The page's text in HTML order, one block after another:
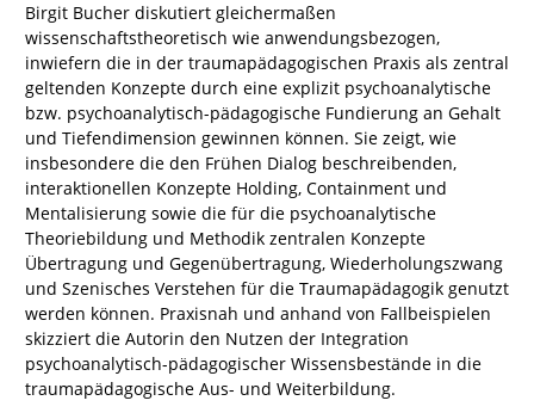
Birgit Bucher diskutiert gleichermaßen
wissenschaftstheoretisch wie anwendungsbezogen,
inwiefern die in der traumapädagogischen Praxis als zentral
geltenden Konzepte durch eine explizit psychoanalytische
bzw. psychoanalytisch-pädagogische Fundierung an Gehalt
und Tiefendimension gewinnen können. Sie zeigt, wie
insbesondere die den Frühen Dialog beschreibenden,
interaktionellen Konzepte Holding, Containment und
Mentalisierung sowie die für die psychoanalytische
Theoriebildung und Methodik zentralen Konzepte
Übertragung und Gegenübertragung, Wiederholungszwang
und Szenisches Verstehen für die Traumapädagogik genutzt
werden können. Praxisnah und anhand von Fallbeispielen
skizziert die Autorin den Nutzen der Integration
psychoanalytisch-pädagogischer Wissensbestände in die
traumapädagogische Aus- und Weiterbildung.